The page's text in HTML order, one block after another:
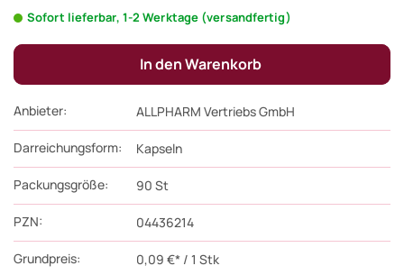
Anbieter: ALLPHARM Vertriebs GmbH
Darreichungsform: Kapseln
Packungsgröße: 90 St
PZN: 04436214
Grundpreis: 0,09 €* / 1 Stk
Sofort lieferbar, 1-2 Werktage (versandfertig)
In den Warenkorb